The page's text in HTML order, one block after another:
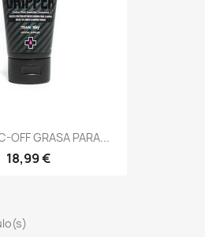
OFF GRASA PARA...
18,99 €